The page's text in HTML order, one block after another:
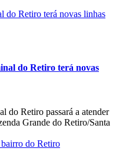
do Retiro terá novas linhas
do Retiro terá novas
do Retiro passará a atender
Grande do Retiro/Santa
do Retiro